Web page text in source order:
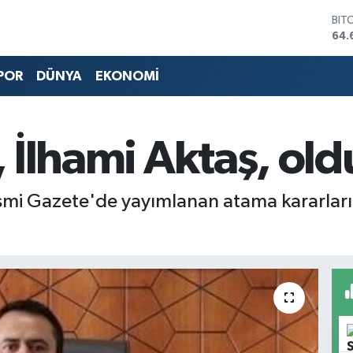
DÜNYA EKONOMİ
İlhami Aktaş,
Gazete'de yayımlanan atama